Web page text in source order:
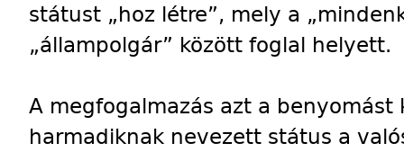
státust „hoz létre”, mely a
„állampolgár” között foglal helyett.
A megfogalmazás azt a benyomást
harmadiknak nevezett státus a